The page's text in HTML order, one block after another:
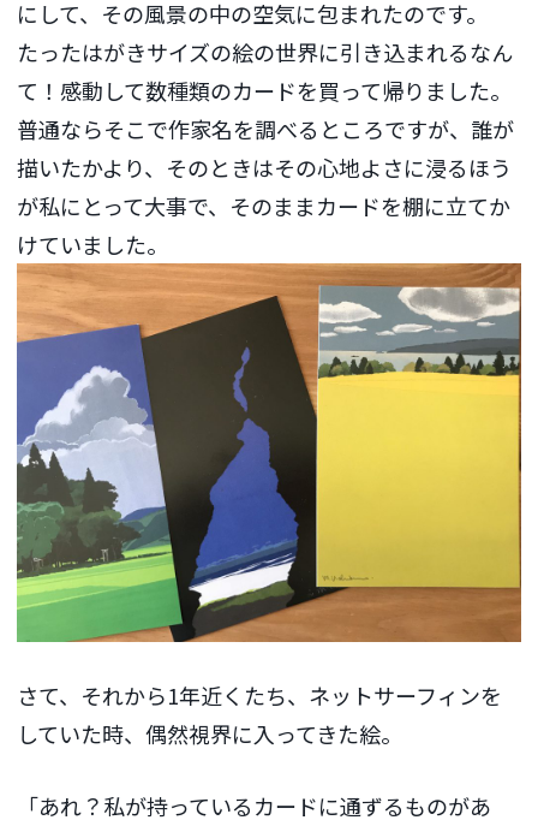
にして、その風景の中の空気に包まれたのです。
たったはがきサイズの絵の世界に引き込まれるなん
て！感動して数種類のカードを買って帰りました。
普通ならそこで作家名を調べるところですが、誰が
描いたかより、そのときはその心地よさに浸るほう
が私にとって大事で、そのままカードを棚に立てか
けていました。
さて、それから1年近くたち、ネットサーフィンを
していた時、偶然視界に入ってきた絵。
「あれ？私が持っているカードに通ずるものがあ